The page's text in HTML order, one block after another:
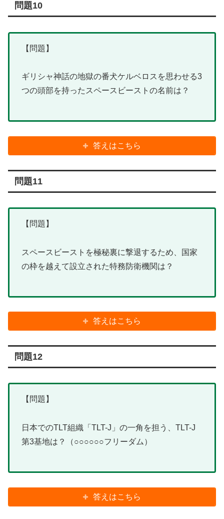
問題10
【問題】
ギリシャ神話の地獄の番犬ケルベロスを思わせる3
つの頭部を持ったスペースビーストの名前は？
答えはこちら
問題11
【問題】
スペースビーストを極秘裏に撃退するため、国家
の枠を越えて設立された特務防衛機関は？
答えはこちら
問題12
【問題】
日本でのTLT組織「TLT-J」の一角を担う、TLT-J
第3基地は？（○○○○○○フリーダム）
答えはこちら